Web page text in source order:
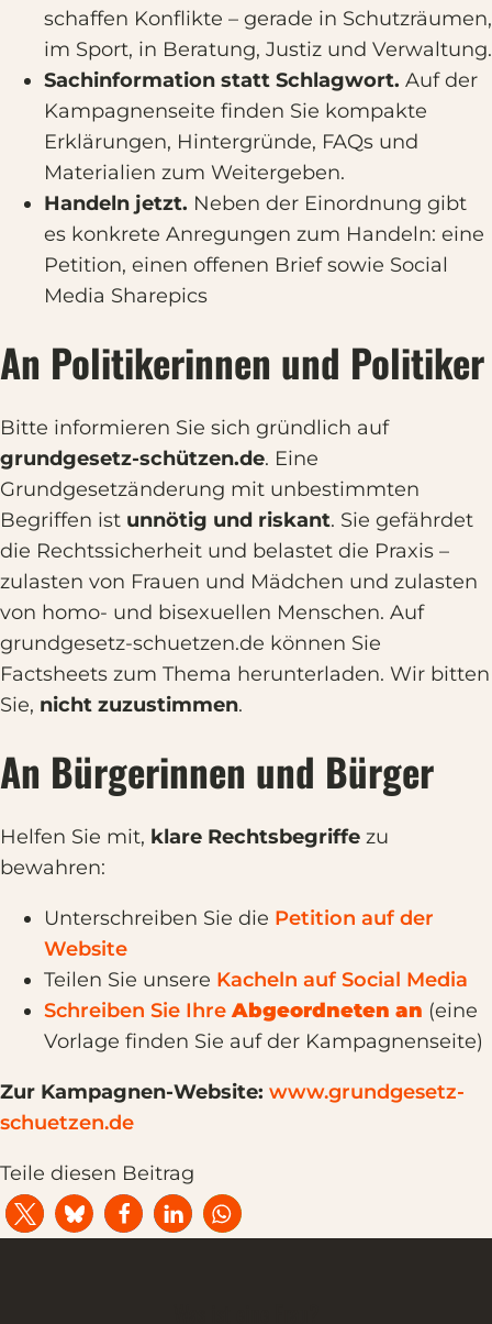
schaffen Konflikte – gerade in Schutzräumen,
im Sport, in Beratung, Justiz und Verwaltung.
Sachinformation statt Schlagwort. Auf der
Kampagnenseite finden Sie kompakte
Erklärungen, Hintergründe, FAQs und
Materialien zum Weitergeben.
Handeln jetzt. Neben der Einordnung gibt
es konkrete Anregungen zum Handeln: eine
Petition, einen offenen Brief sowie Social
Media Sharepics
An Politikerinnen und Politiker
Bitte informieren Sie sich gründlich auf
grundgesetz-schützen.de. Eine
Grundgesetzänderung mit unbestimmten
Begriffen ist unnötig und riskant. Sie gefährdet
die Rechtssicherheit und belastet die Praxis –
zulasten von Frauen und Mädchen und zulasten
von homo- und bisexuellen Menschen. Auf
grundgesetz-schuetzen.de können Sie
Factsheets zum Thema herunterladen. Wir bitten
Sie, nicht zuzustimmen.
An Bürgerinnen und Bürger
Helfen Sie mit, klare Rechtsbegriffe zu
bewahren:
Unterschreiben Sie die Petition auf der
Website
Teilen Sie unsere Kacheln auf Social Media
Schreiben Sie IhreAbgeordneten an (eine
Vorlage finden Sie auf der Kampagnenseite)
Zur Kampagnen-Website: www.grundgesetz-
schuetzen.de
Teile diesen Beitrag